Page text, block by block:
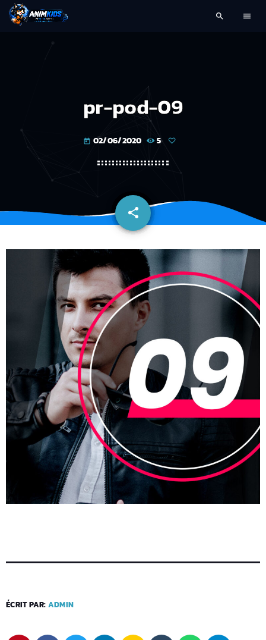
search menu
pr-pod-09
today 02/06/2020 5
share
email
ÉCRIT PAR: ADMIN